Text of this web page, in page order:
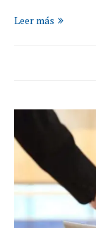
Leer más